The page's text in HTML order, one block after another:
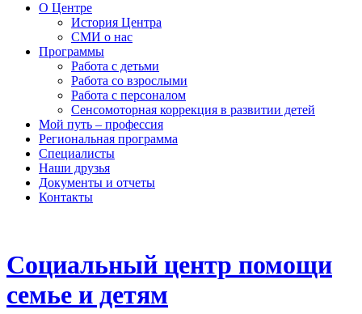
О Центре
История Центра
СМИ о нас
Программы
Работа с детьми
Работа со взрослыми
Работа с персоналом
Сенсомоторная коррекция в развитии детей
Мой путь – профессия
Региональная программа
Специалисты
Наши друзья
Документы и отчеты
Контакты
Социальный центр помощи
семье и детям